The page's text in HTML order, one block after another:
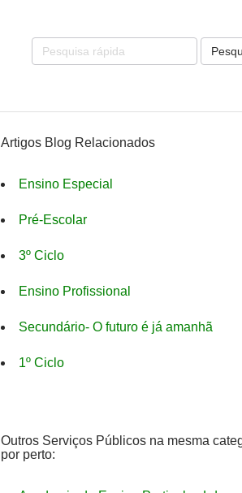
Artigos Blog Relacionados
Ensino Especial
Pré-Escolar
3º Ciclo
Ensino Profissional
Secundário- O futuro é já amanhã
1º Ciclo
Outros Serviços Públicos na mesma
por perto: